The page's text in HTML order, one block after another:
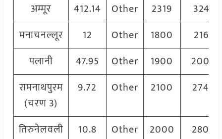
अम्मूर 412.14 Other 2319
3243
मनाचनल्लूर
12 Other 1800
2166
पलानी
47.95 Other 1900
2000
रामनाथपुरम
(चरण 3)
9.72 Other 2100 2740
तिरुनेलवली 10.8 Other 2000
2800